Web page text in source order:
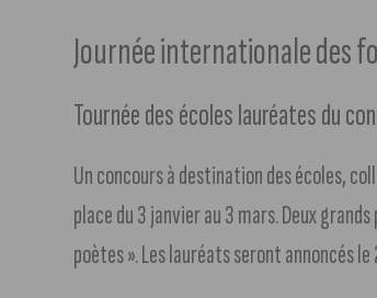
Journée internationale des
Tournée des écoles lauréates du
Un concours à destination des écoles,
place du 3 janvier au 3 mars. Deux
poètes ». Les lauréats seront annoncés